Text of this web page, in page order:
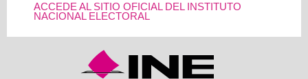
ACCEDE AL SITIO OFICIAL DEL INSTITUTO
NACIONAL ELECTORAL